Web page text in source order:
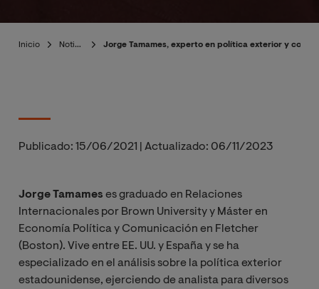
Inicio Noticias Jorge Tamames, experto en política exterior y
Publicado: 15/06/2021 Actualizado: 06/11/2023
Jorge Tamames es graduado en Relaciones
Internacionales por Brown University y Máster en
Economía Política y Comunicación en Fletcher
(Boston). Vive entre EE. UU. y España y se ha
especializado en el análisis sobre la política exterior
estadounidense, ejerciendo de analista para diversos